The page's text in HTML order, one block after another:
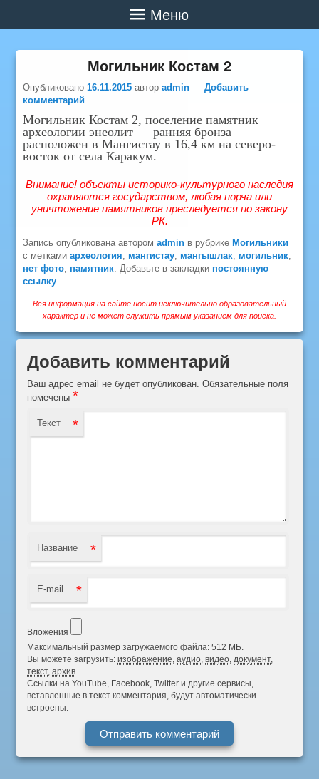
Меню
Могильник Костам 2
Опубликовано16.11.2015 авторadmin —Добавить
комментарий
Могильник Костам 2, поселение памятник
археологии энеолит — ранняя бронза
расположен в Мангистау в 16,4 км на северо-
восток от села Каракум.
Внимание! объекты историко-культурного наследия
охраняются государством, любая порча или
уничтожение памятников преследуется по закону
РК.
Запись опубликована авторомadmin в рубрике Могильники
с меткамиархеология, мангистау, мангышлак, могильник,
нет фото, памятник. Добавьте в закладки постоянную
ссылку.
Вся информация на сайте носит исключительно образовательный
характер и не может служить прямым указанием для поиска.
Добавить комментарий
Ваш адрес email не будет опубликован. Обязательные поля
помечены *
Текст *
Название *
E-mail *
Вложения
Максимальный размер загружаемого файла: 512 МБ.
Вы можете загрузить:изображение,аудио,видео,документ,
текст,архив.
Ссылки на YouTube, Facebook, Twitter и другие сервисы,
вставленные в текст комментария, будут автоматически
встроены.